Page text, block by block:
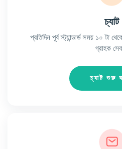
চ্যাট
প্রতিদিন পূর্ব স্ট্যান্ডার্ড সময় ১০ টা
গ্রাহক
চ্যাট শুরু